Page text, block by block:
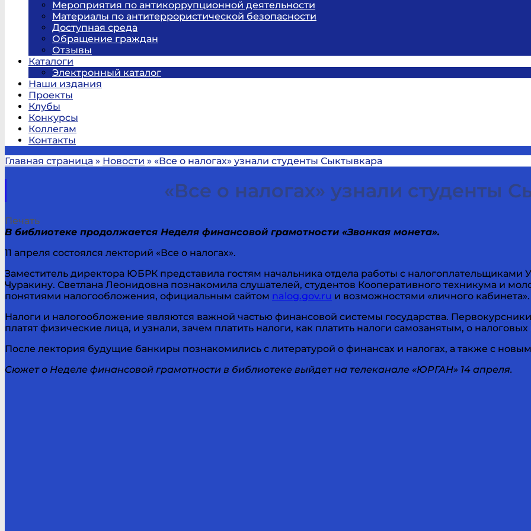
Мероприятия по антикоррупционной деятельности
Материалы по антитеррористической безопасности
Доступная среда
Обращение граждан
Отзывы
Каталоги
Электронный каталог
Наши издания
Проекты
Клубы
Конкурсы
Коллегам
Контакты
Главная страница » Новости » «Все о налогах» узнали студенты Сыктывкара
«Все о налогах» узнали студенты
Печать
В библиотеке продолжается Неделя финансовой грамотности «Звонкая монета».
11 апреля состоялся лекторий «Все о налогах».
Заместитель директора ЮБРК представила гостям начальника отдела работы с
Чуракину. Светлана Леонидовна познакомила слушателей, студентов Кооперативного техникума и
понятиями налогообложения, официальным сайтом nalog.gov.ru и возможностями «личного кабинета».
Налоги и налогообложение являются важной частью финансовой системы государства.
платят физические лица, и узнали, зачем платить налоги, как платить налоги самозанятым, о
После лектория будущие банкиры познакомились с литературой о финансах и налогах, а также с
Сюжет о Неделе финансовой грамотности в библиотеке выйдет на телеканале «ЮРГАН» 14 апреля.